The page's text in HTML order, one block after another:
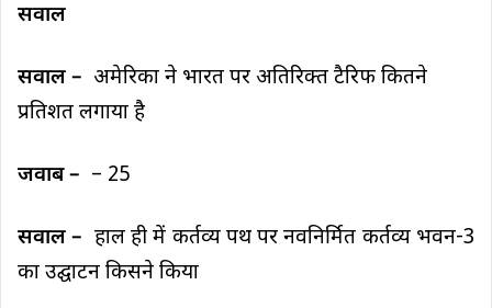
सवाल
सवाल – अमेरिका ने भारत पर अतिरिक्त टैरिफ कितने
प्रतिशत लगाया है
जवाब – – 25
सवाल – हाल ही में कर्तव्य पथ पर नवनिर्मित कर्तव्य भवन-3
का उद्घाटन किसने किया